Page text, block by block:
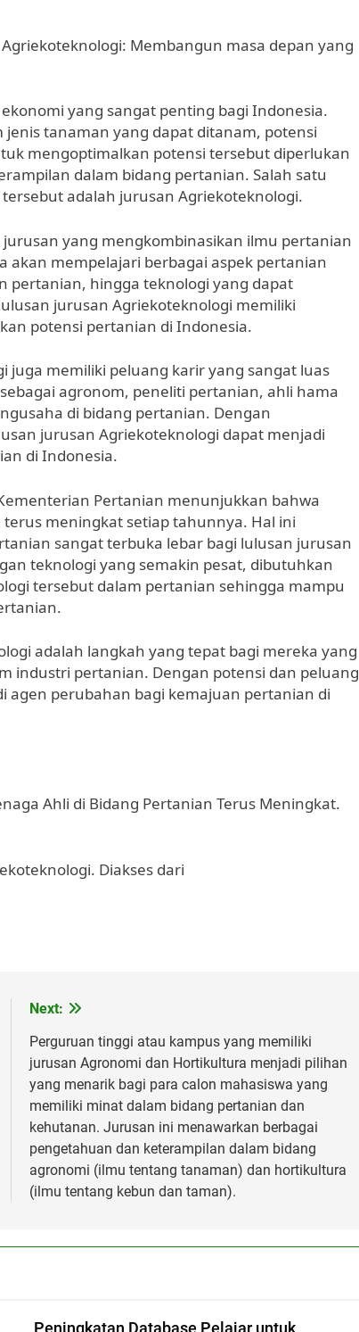
Membangun masa depan yang
yang sangat penting bagi Indonesia.
tanaman yang dapat ditanam, potensi
mengoptimalkan potensi tersebut diperlukan
dalam bidang pertanian. Salah satu
adalah jurusan Agriekoteknologi.
yang mengkombinasikan ilmu pertanian
akan mempelajari berbagai aspek pertanian
pertanian, hingga teknologi yang dapat
jurusan Agriekoteknologi memiliki
potensi pertanian di Indonesia.
juga memiliki peluang karir yang sangat luas
agronom, peneliti pertanian, ahli hama
di bidang pertanian. Dengan
jurusan Agriekoteknologi dapat menjadi
di Indonesia.
Pertanian menunjukkan bahwa
meningkat setiap tahunnya. Hal ini
sangat terbuka lebar bagi lulusan jurusan
teknologi yang semakin pesat, dibutuhkan
tersebut dalam pertanian sehingga mampu
adalah langkah yang tepat bagi mereka yang
industri pertanian. Dengan potensi dan peluang
agen perubahan bagi kemajuan pertanian di
Ahli di Bidang Pertanian Terus Meningkat.
Diakses dari
Next:
Perguruan tinggi atau kampus yang memiliki
jurusan Agronomi dan Hortikultura menjadi pilihan
yang menarik bagi para calon mahasiswa yang
memiliki minat dalam bidang pertanian dan
kehutanan. Jurusan ini menawarkan berbagai
pengetahuan dan keterampilan dalam bidang
agronomi (ilmu tentang tanaman) dan hortikultura
(ilmu tentang kebun dan taman).